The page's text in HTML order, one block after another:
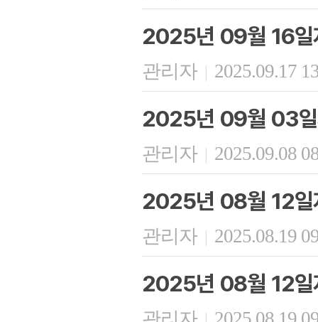
2025년 09월 16일
관리자 | 2025.09.17
2025년 09월 03일
관리자 | 2025.09.08
2025년 08월 12일
관리자 | 2025.08.19
2025년 08월 12일